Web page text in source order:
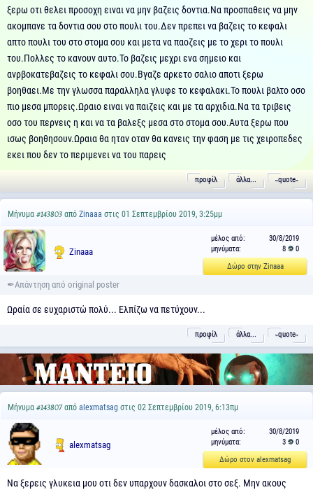
ξερω οτι θελει προσοχη ειναι να μην βαζεις δοντια.Να προσπαθεις να μην
ακομπανε τα δοντια σου στο πουλι του.Δεν πρεπει να βαζεις το κεφαλι
απτο πουλι του στο στομα σου και μετα να παοζεις με το χερι το πουλι
του.Πολλες το κανουν αυτο.Το βαζεις μεχρι ενα σημειο και
ανρβοκατεβαζεις το κεφαλι σου.Βγαζε αρκετο σαλιο αποτι ξερω
βοηθαει.Με την γλωσσα παραλληλα γλυφε το κεφαλακι.Το πουλι βαλτο οσο
πιο μεσα μπορεις.Ωραιο ειναι να παιζεις και με τα αρχιδια.Να τα τριβεις
οσο του περνεις η και να τα βαλεξς μεσα στο στομα σου.Αυτα ξερω που
ισως βοηθησουν.Ωραια θα ηταν οταν θα κανεις την φαση με τις χειροπεδες
εκει που δεν το περιμενει να του παρεις
προφίλ άλλα... ˵quote˶
Μήνυμα #143803 από Zinaaa στις 01 Σεπτεμβρίου 2019, 3:25μμ
Zinaaa
μέλος από:
30/8/2019
μηνύματα:
8
0
Δώρο στην Zinaaa
Ωραία σε ευχαριστώ πολύ... Ελπίζω να πετύχουν...
προφίλ άλλα... ˵quote˶
Μήνυμα #143807από alexmatsag στις 02 Σεπτεμβρίου 2019, 6:13πμ
alexmatsag
μέλος από:
30/8/2019
μηνύματα:
3
0
Δώρο στον alexmatsag
Να ξερεις γλυκεια μου οτι δεν υπαρχουν δασκαλοι στο σεξ. Μην ακους